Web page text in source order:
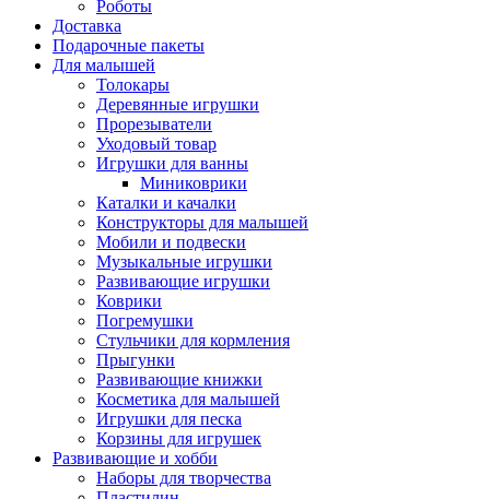
Роботы
Доставка
Подарочные пакеты
Для малышей
Толокары
Деревянные игрушки
Прорезыватели
Уходовый товар
Игрушки для ванны
Миниковрики
Каталки и качалки
Конструкторы для малышей
Мобили и подвески
Музыкальные игрушки
Развивающие игрушки
Коврики
Погремушки
Стульчики для кормления
Прыгунки
Развивающие книжки
Косметика для малышей
Игрушки для песка
Корзины для игрушек
Развивающие и хобби
Наборы для творчества